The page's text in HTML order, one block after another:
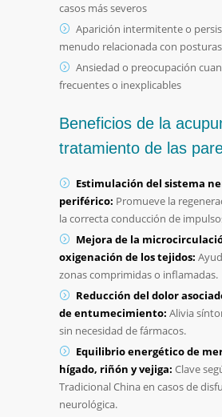
casos más severos
Aparición intermitente o
menudo relacionada con
Ansiedad o preocupación
frecuentes o inexplicables
Beneficios de la
tratamiento de las
Estimulación del sistema
periférico: Promueve la
la correcta conducción de
Mejora de la
oxigenación de los tejidos:
zonas comprimidas o inflamadas.
Reducción del dolor
de entumecimiento: Alivia
sin necesidad de fármacos.
Equilibrio energético de
hígado, riñón y vejiga: Clave
Tradicional China en casos de
neurológica.